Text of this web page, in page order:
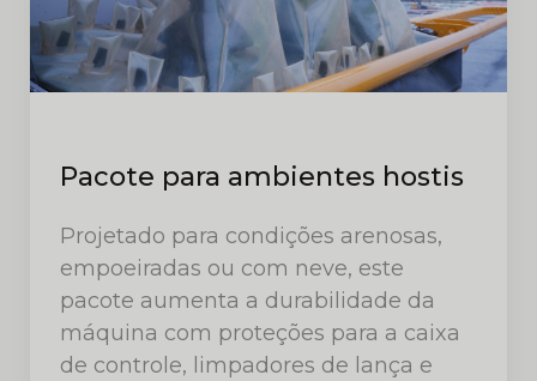
Pacote para ambientes hostis
Projetado para condições arenosas,
empoeiradas ou com neve, este
pacote aumenta a durabilidade da
máquina com proteções para a caixa
de controle, limpadores de lança e